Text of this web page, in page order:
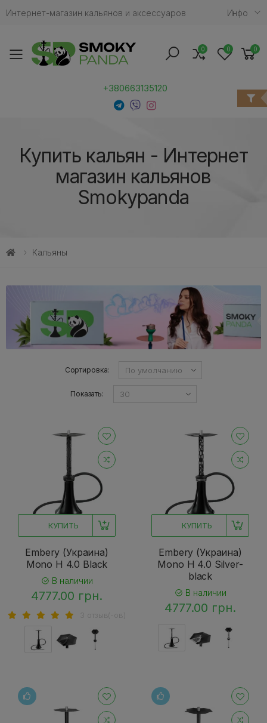
Интернет-магазин кальянов и аксессуаров Инфо
Toggle mobile menu
+380663135120
0 0 0
Купить кальян - Интернет
магазин кальянов
Smokypanda
Кальяны
Сортировка:
Показать:
КУПИТЬ
Embery (Украина)
Mono H 4.0 Black
В наличии
4777.00 грн.
3 отзыв(-ов)
КУПИТЬ
Embery (Украина)
Mono H 4.0 Silver-
black
В наличии
4777.00 грн.